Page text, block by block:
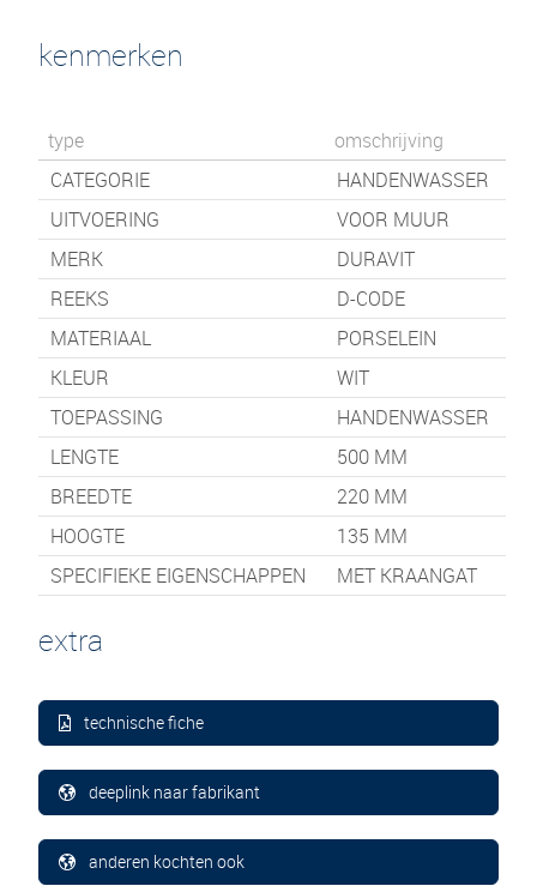
kenmerken
type
omschrijving
CATEGORIE
HANDENWASSER
UITVOERING
VOOR MUUR
MERK
DURAVIT
REEKS
D-CODE
MATERIAAL
PORSELEIN
KLEUR
WIT
TOEPASSING
HANDENWASSER
LENGTE
500 MM
BREEDTE
220 MM
HOOGTE
135 MM
SPECIFIEKE EIGENSCHAPPEN
MET KRAANGAT
extra
technische fiche
deeplink naar fabrikant
anderen kochten ook